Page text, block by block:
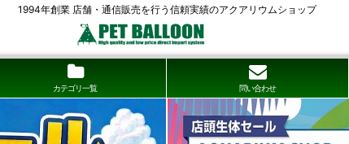
1994年創業 店舗・通信販売を行う信頼実績のアクアリウムショップ
カテゴリ一覧 問い合わせ